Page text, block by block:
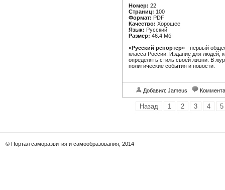
Номер: 22
Страниц: 100
Формат: PDF
Качество: Хорошее
Язык: Русский
Размер: 46.4 Мб
«Русский репортер» - первый
класса России. Издание для людей,
определять стиль своей жизни. В
политические события и новости.
Добавил: Jameus
Назад 1 2 3 4 5
© Портал саморазвития и самообразования, 2014